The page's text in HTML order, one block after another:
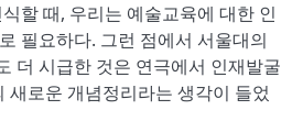
할 때, 우리는 예술교육에 대한 인
필요하다. 그런 점에서 서울대의
더 시급한 것은 연극에서 인재발굴
새로운 개념정리라는 생각이 들었